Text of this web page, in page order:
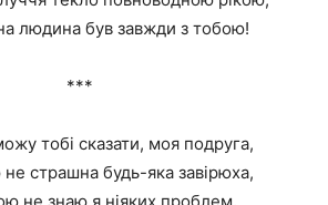
людина був завжди з тобою!
***
тобі сказати, моя подруга,
страшна будь-яка завірюха,
не знаю я ніяких проблем,